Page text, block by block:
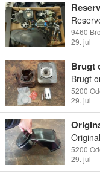
Sport
lidt. Er
God
eller
kort
også
9460
29. jul
Brugt
i god
til
Brugt
stand
Fast
eller
5200
29. jul
150 kr
kr Det
kan
5200
29. jul